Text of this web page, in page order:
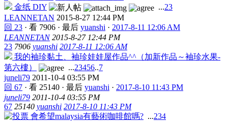
金纸 DIY
...23
LEANNETAN 2015-8-27 12:44 PM
回 23 · 看 7906 · 最后 yuanshi · 2017-8-11 12:06 AM
LEANNETAN 2015-8-27 12:44 PM
23 7906 yuanshi 2017-8-11 12:06 AM
我的袖珍黏土、袖珍娃娃屋作品^^（加新作品～袖珍水果-
第六樓）
...23456..7
juneli79 2011-10-4 03:55 PM
回 67 · 看 25140 · 最后 yuanshi · 2017-8-10 11:43 PM
juneli79 2011-10-4 03:55 PM
67 25140 yuanshi 2017-8-10 11:43 PM
會希望malaysia有藝術咖啡館嗎? ...234